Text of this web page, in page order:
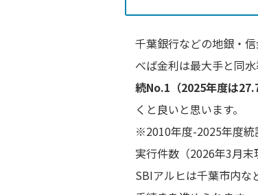
千葉銀行などの地銀・
べば金利は最大手と同
続No.1（2025年度は
くと良いと思います。
※2010年度-2025年度統
実行件数（2026年3月末
SBIアルヒは千葉市内な